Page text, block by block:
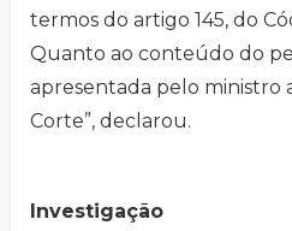
termos do artigo 145, do
Quanto ao conteúdo do
apresentada pelo ministro
Corte”, declarou.
Investigação